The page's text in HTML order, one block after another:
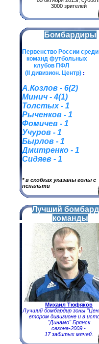
3000 зрителей
Бомбардиры
Первенство России среди
команд футбольных
клубов ПФЛ
(II дивизион. Центр) :
А.Козлов - 6(2)
Минич - 4(1)
Толстых - 1
Рыченков - 1
Фомичев - 1
Учуров - 1
Бырлов - 1
Дмитренко - 1
Сидяев - 1
* в скобках указаны голы с
пенальти
Лучший
команды
Михаил Тюфяков
Лучший бомбардир зоны
втором дивизионе и в
"Динамо" Брянск
сезона-2009 -
17 забитых мячей.